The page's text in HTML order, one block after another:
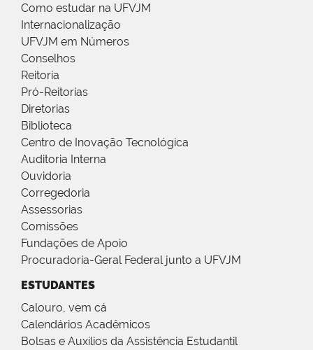
Como estudar na UFVJM
Internacionalização
UFVJM em Números
Conselhos
Reitoria
Pró-Reitorias
Diretorias
Biblioteca
Centro de Inovação Tecnológica
Auditoria Interna
Ouvidoria
Corregedoria
Assessorias
Comissões
Fundações de Apoio
Procuradoria-Geral Federal junto a UFVJM
ESTUDANTES
Calouro, vem cá
Calendários Acadêmicos
Bolsas e Auxílios da Assistência Estudantil